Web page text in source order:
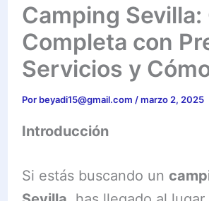
Camping Sevilla:
Completa con
Servicios y
Por beyadi15@gmail.com /marzo 2, 2025
Introducción
Si estás buscando un